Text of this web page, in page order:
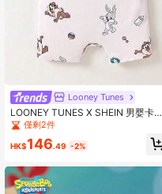
Looney Tunes
LOONEY TUNES X SHEIN 男婴卡通
奶瓶和球印花高领休闲舒适短袖连体
衣
僅剩2件
HK$146.49 -2%